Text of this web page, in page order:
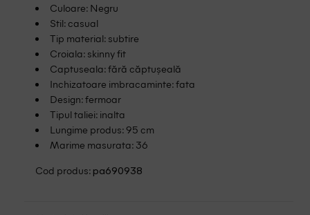
Culoare: Negru
Stil: casual
Tip material: subtire
Croiala: skinny fit
Captuseala: fără căptușeală
Inchizatoare imbracaminte: fata
Design: fermoar
Tipul taliei: inalta
Lungime produs: 95 cm
Marime masurata: 36
Cod produs: pa690938